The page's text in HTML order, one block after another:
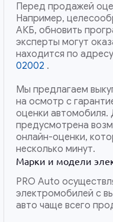
Перед продажей
Например,
АКБ, обновить
эксперты могут
находится по адресу
02002 .
Мы предлагаем
на осмотр с
оценки автомобиля.
предусмотрена
онлайн-оценки,
несколько минут.
Марки и модели
PRO Auto
электромобилей с
авто чаще всего